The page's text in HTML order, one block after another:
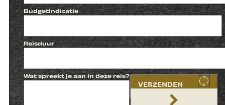
Budgetindicatie
Reisduur
Wat spreekt je aan in deze reis?
VERZENDEN